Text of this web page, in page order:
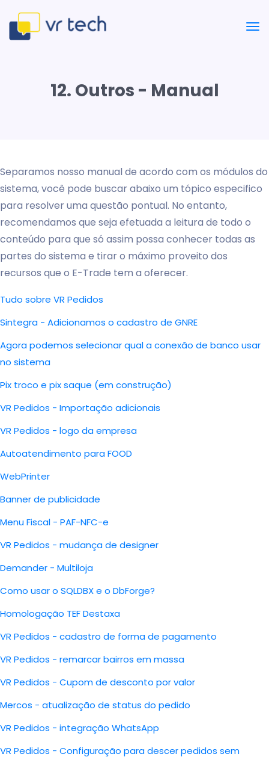
12. Outros - Manual
Separamos nosso manual de acordo com os módulos do
sistema, você pode buscar abaixo um tópico especifico
para resolver uma questão pontual. No entanto,
recomendamos que seja efetuada a leitura de todo o
conteúdo para que só assim possa conhecer todas as
partes do sistema e tirar o máximo proveito dos
recursos que o E-Trade tem a oferecer.
Tudo sobre VR Pedidos
Sintegra - Adicionamos o cadastro de GNRE
Agora podemos selecionar qual a conexão de banco usar
no sistema
Pix troco e pix saque (em construção)
VR Pedidos - Importação adicionais
VR Pedidos - logo da empresa
Autoatendimento para FOOD
WebPrinter
Banner de publicidade
Menu Fiscal - PAF-NFC-e
VR Pedidos - mudança de designer
Demander - Multiloja
Como usar o SQLDBX e o DbForge?
Homologação TEF Destaxa
VR Pedidos - cadastro de forma de pagamento
VR Pedidos - remarcar bairros em massa
VR Pedidos - Cupom de desconto por valor
Mercos - atualização de status do pedido
VR Pedidos - integração WhatsApp
VR Pedidos - Configuração para descer pedidos sem